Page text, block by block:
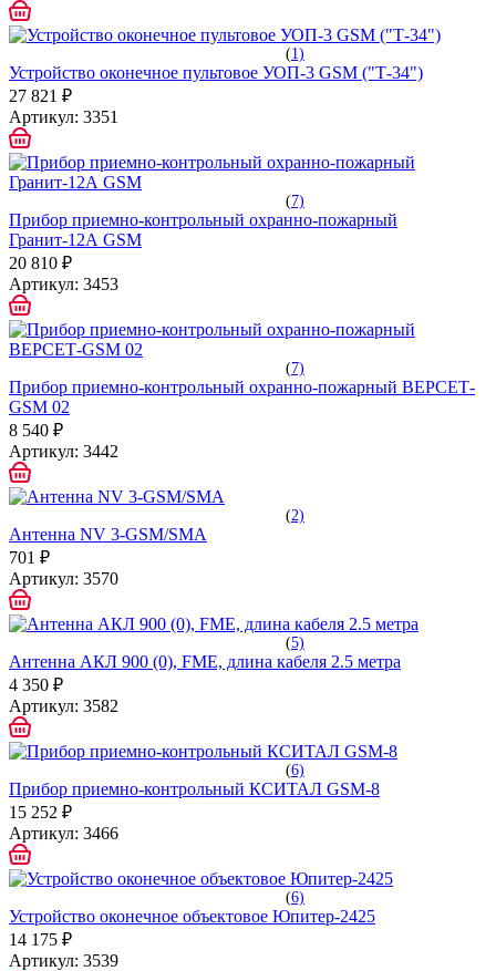
(1)
Устройство оконечное пультовое УОП-3 GSM ("Т-34")
27 821 ₽
Артикул: 3351
(7)
Прибор приемно-контрольный охранно-пожарный
Гранит-12А GSM
20 810 ₽
Артикул: 3453
(7)
Прибор приемно-контрольный охранно-пожарный ВЕРСЕТ-
GSM 02
8 540 ₽
Артикул: 3442
(2)
Антенна NV 3-GSM/SMA
701 ₽
Артикул: 3570
(5)
Антенна АКЛ 900 (0), FME, длина кабеля 2.5 метра
4 350 ₽
Артикул: 3582
(6)
Прибор приемно-контрольный КСИТАЛ GSM-8
15 252 ₽
Артикул: 3466
(6)
Устройство оконечное объектовое Юпитер-2425
14 175 ₽
Артикул: 3539